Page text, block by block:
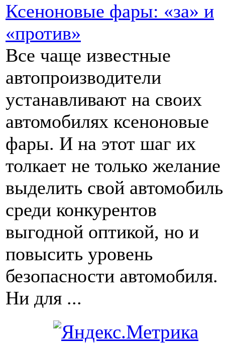
Ксеноновые фары: «за» и
«против»
Все чаще известные
автопроизводители
устанавливают на своих
автомобилях ксеноновые
фары. И на этот шаг их
толкает не только желание
выделить свой автомобиль
среди конкурентов
выгодной оптикой, но и
повысить уровень
безопасности автомобиля.
Ни для ...